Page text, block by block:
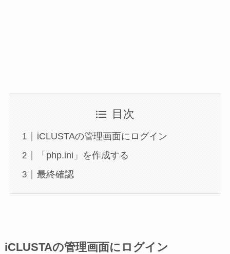
目次
iCLUSTAの管理画面にログイン
「php.ini」を作成する
最終確認
iCLUSTAの管理画面にログイン